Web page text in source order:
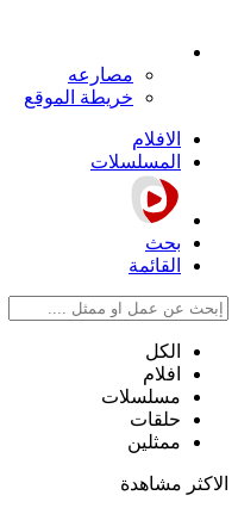
مصارعه
خريطة الموقع
الافلام
المسلسلات
بحث
القائمة
الكل
افلام
مسلسلات
حلقات
ممثلين
الاكثر مشاهدة